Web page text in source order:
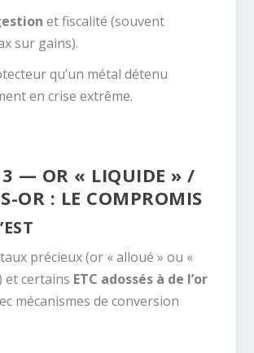
et fiscalité (souvent
sur gains).
qu’un métal détenu
en crise extrême.
— OR « LIQUIDE » /
OR : LE COMPROMIS
précieux (or « alloué » ou «
et certains ETC adossés à de l’or
mécanismes de conversion